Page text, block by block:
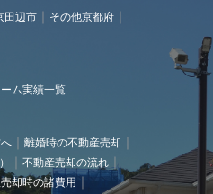
田辺市
その他京都府
ーム実績一覧
離婚時の不動産売却
不動産売却の流れ
却時の諸費用